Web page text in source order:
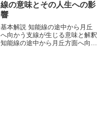
線の意味とその人生への影
響
基本解説 知能線の途中から月丘
へ向かう支線が生じる意味と解釈
知能線の途中から月丘方面へ向か